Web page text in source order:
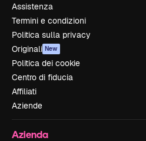
Assistenza
Termini e condizioni
Politica sulla privacy
Originali New
Politica dei cookie
Centro di fiducia
Affiliati
Aziende
Azienda